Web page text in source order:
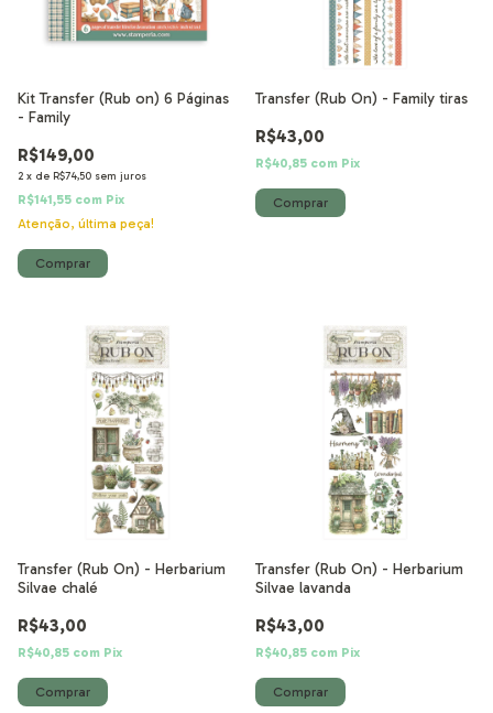
Kit Transfer (Rub on) 6 Páginas
- Family
R$149,00
2 x de R$74,50 sem juros
R$141,55 com Pix
Atenção, última peça!
Transfer (Rub On) - Family tiras
R$43,00
R$40,85 com Pix
Transfer (Rub On) - Herbarium
Silvae chalé
R$43,00
R$40,85 com Pix
Transfer (Rub On) - Herbarium
Silvae lavanda
R$43,00
R$40,85 com Pix